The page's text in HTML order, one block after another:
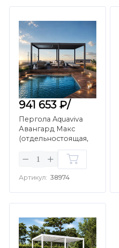
941 653 ₽/
Пергола Aquaviva
Авангард Макс
(отдельностоящая,
электропр., 4х6м,
Артикул: 38974